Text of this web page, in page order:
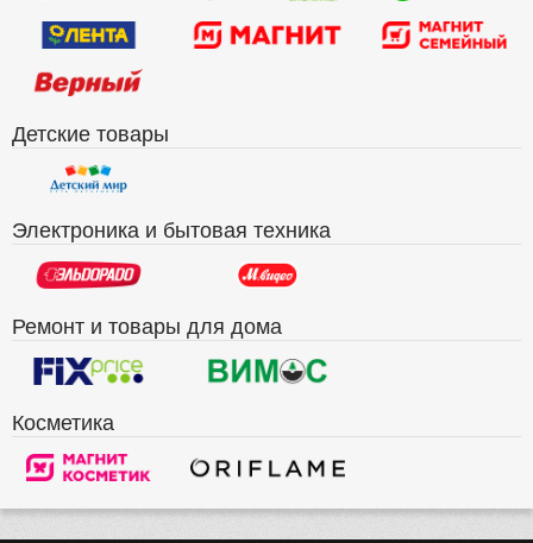
Детские товары
Электроника и бытовая техника
Ремонт и товары для дома
Косметика